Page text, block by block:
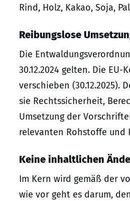
Rind, Holz, Kakao, Soja,
Reibungslose
Die
30.12.2024 gelten. Die
verschieben (30.12.2025).
sie Rechtssicherheit,
Umsetzung der
relevanten Rohstoffe und
Keine inhaltlichen
Im Kern wird gemäß der
wie vor geht es darum,